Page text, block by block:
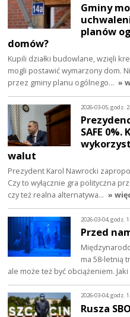
Gminy
planów
domów?
Kupili działki budowlane, wzięli
mogli postawić wymarzony dom.
przez gminy planu ogólnego… »
2026-03-05, godz.
SAFE
walut
Prezydent Karol Nawrocki
Czy to wyłącznie gra polityczna
czy też realna alternatywa… »
2026-03-04, godz.
Przed
ma 58-letnią
ale może też być obciążeniem.
2026-03-04, godz.
Rusza